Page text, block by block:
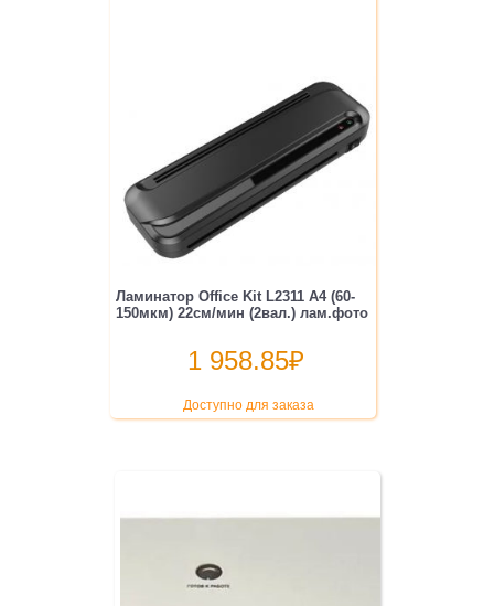
Ламинатор Office Kit L2311 A4 (60-
150мкм) 22см/мин (2вал.) лам.фото
1 958.85₽
Доступно для заказа